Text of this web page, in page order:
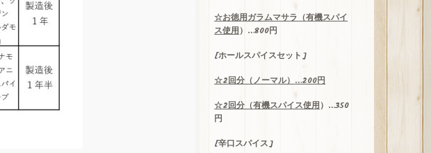
☆お徳用ガラムマサラ（有機スパイ
ス使用）…800円
[ホールスパイスセット]
☆2回分（ノーマル）…200円
☆2回分（有機スパイス使用）…350
円
[辛口スパイス]